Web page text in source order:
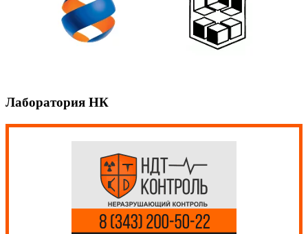
Лаборатория НК